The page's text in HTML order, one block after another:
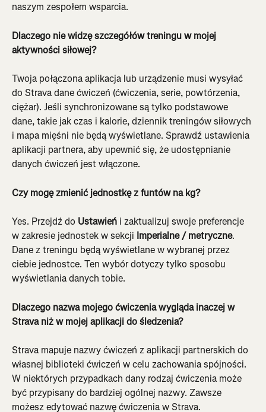
naszym zespołem wsparcia.
Dlaczego nie widzę szczegółów treningu w mojej
aktywności siłowej?
Twoja połączona aplikacja lub urządzenie musi wysyłać
do Strava dane ćwiczeń (ćwiczenia, serie, powtórzenia,
ciężar). Jeśli synchronizowane są tylko podstawowe
dane, takie jak czas i kalorie, dziennik treningów siłowych
i mapa mięśni nie będą wyświetlane. Sprawdź ustawienia
aplikacji partnera, aby upewnić się, że udostępnianie
danych ćwiczeń jest włączone.
Czy mogę zmienić jednostkę z funtów na kg?
Yes. Przejdź do Ustawień i zaktualizuj swoje preferencje
w zakresie jednostek w sekcji Imperialne / metryczne.
Dane z treningu będą wyświetlane w wybranej przez
ciebie jednostce. Ten wybór dotyczy tylko sposobu
wyświetlania danych tobie.
Dlaczego nazwa mojego ćwiczenia wygląda inaczej w
Strava niż w mojej aplikacji do śledzenia?
Strava mapuje nazwy ćwiczeń z aplikacji partnerskich do
własnej biblioteki ćwiczeń w celu zachowania spójności.
W niektórych przypadkach dany rodzaj ćwiczenia może
być przypisany do bardziej ogólnej nazwy. Zawsze
możesz edytować nazwę ćwiczenia w Strava.